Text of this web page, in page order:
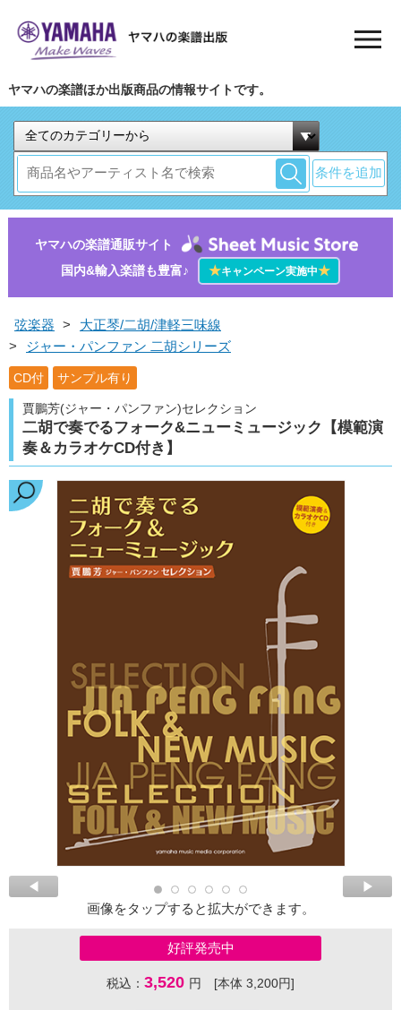
ヤマハの楽譜ほか出版商品の情報サイトです。
条件を追加
ヤマハの楽譜通販サイト
国内&輸入楽譜も豊富♪
★キャンペーン実施中★
弦楽器 >
大正琴/二胡/津軽三味線
>
ジャー・パンファン 二胡シリーズ
CD付 サンプル有り
賈鵬芳(ジャー・パンファン)セレクション
二胡で奏でるフォーク&ニューミュージック【模範演
奏＆カラオケCD付き】
画像をタップすると拡大ができます。
好評発売中
税込： 3,520 円 [本体 3,200円]